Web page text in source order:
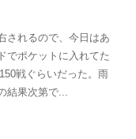
されるので、今日はあ
でポケットに入れてた
戦ぐらいだった。雨
果次第で...